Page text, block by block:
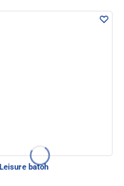
Leisure batoh